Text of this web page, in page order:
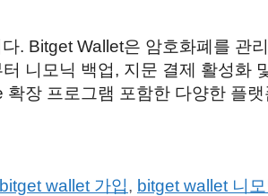
. Bitget Wallet은 암호화폐를 관
니모닉 백업, 지문 결제 활성
장 프로그램 포함한 다양한 플
bitget wallet 가입, bitget wallet 니